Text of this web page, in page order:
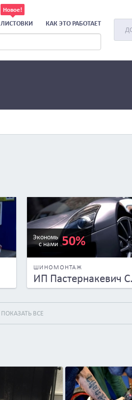
ЛИСТОВКИ КАК ЭТО РАБОТАЕТ
Экономь
с нами 50%
ШИНОМОНТАЖ
ИП Пастернакевич
ПОКАЗАТЬ ВСЕ